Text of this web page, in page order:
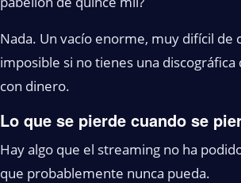
Nada. Un vacío enorme, muy difícil de
imposible si no tienes una
con dinero.
Lo que se pierde cuando se
Hay algo que el streaming no ha
que probablemente nunca pueda.